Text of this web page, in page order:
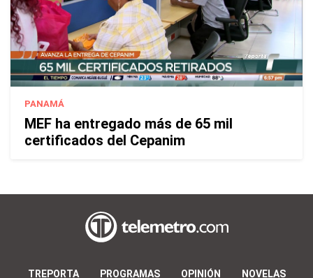
PANAMÁ
MEF ha entregado más de 65 mil
certificados del Cepanim
TREPORTA PROGRAMAS OPINIÓN NOVELAS